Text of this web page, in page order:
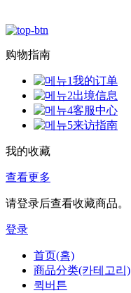
购物指南
我的订单
出境信息
客服中心
来访指南
我的收藏
查看更多
请登录后查看收藏商品。
登录
首页(홈)
商品分类(카테고리)
퀵버튼